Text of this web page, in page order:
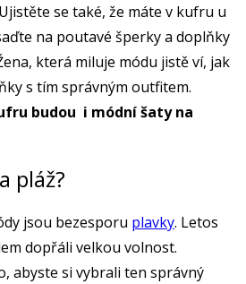
se také, že máte v kufru u
na poutavé šperky a doplňky
která miluje módu jistě ví, jak
s tím správným outfitem.
budou i módní šaty na
pláž?
jsou bezesporu plavky. Letos
dopřáli velkou volnost.
abyste si vybrali ten správný